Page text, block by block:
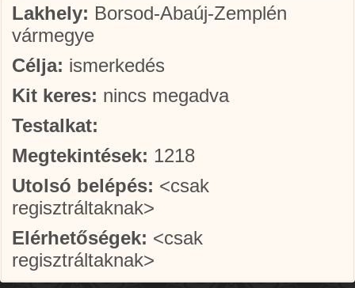
Lakhely: Borsod-Abaúj-Zemplén
vármegye
Célja: ismerkedés
Kit keres: nincs megadva
Testalkat:
Megtekintések: 1218
Utolsó belépés: <csak
regisztráltaknak>
Elérhetőségek: <csak
regisztráltaknak>